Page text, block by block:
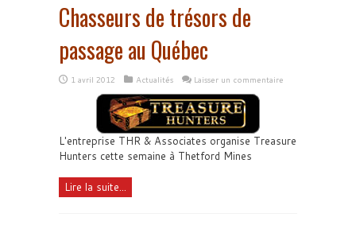
Chasseurs de trésors de
passage au Québec
1 avril 2012 Actualités Laisser un commentaire
L'entreprise THR & Associates organise Treasure
Hunters cette semaine à Thetford Mines
Lire la suite...